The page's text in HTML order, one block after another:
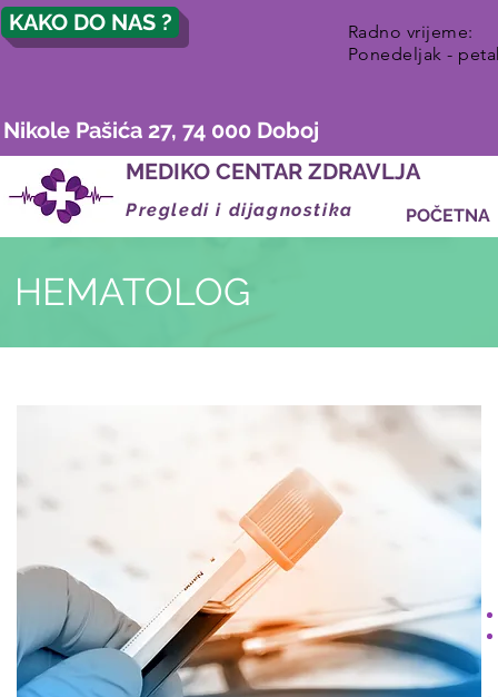
KAKO DO NAS ?
Radno vrijeme:
Ponedeljak -
Nikole Pašića 27, 74 000 Doboj
MEDIKO CENTAR ZDRAVLJA
Pregledi i dijagnostika POČETNA
HEMATOLOG